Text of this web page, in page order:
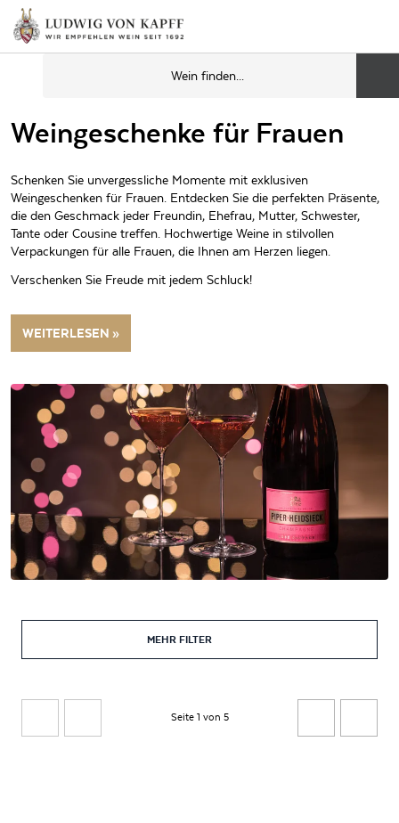
Weingeschenke für Frauen
Schenken Sie unvergessliche Momente mit exklusiven
Weingeschenken für Frauen. Entdecken Sie die perfekten Präsente,
die den Geschmack jeder Freundin, Ehefrau, Mutter, Schwester,
Tante oder Cousine treffen. Hochwertige Weine in stilvollen
Verpackungen für alle Frauen, die Ihnen am Herzen liegen.
Verschenken Sie Freude mit jedem Schluck!
WEITERLESEN »
MEHR FILTER
Seite 1 von 5